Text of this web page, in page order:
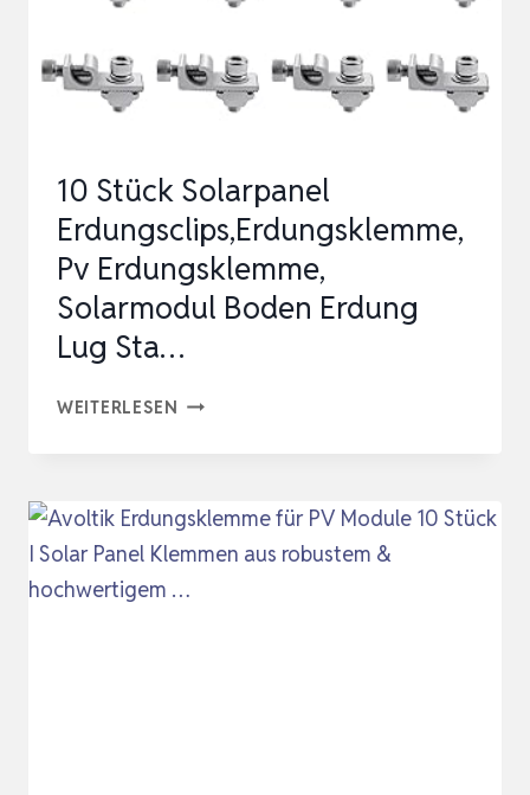
STANDARD,
SOLARMODUL
MONTAGEHALTERUNGE…
10 Stück Solarpanel
Erdungsclips,Erdungsklemme,
Pv Erdungsklemme,
Solarmodul Boden Erdung
Lug Sta…
WEITERLESEN 10
ERDUNGSCLIPS,ERDUNGSKLEMME,PV
ERDUNGSKLEMME,